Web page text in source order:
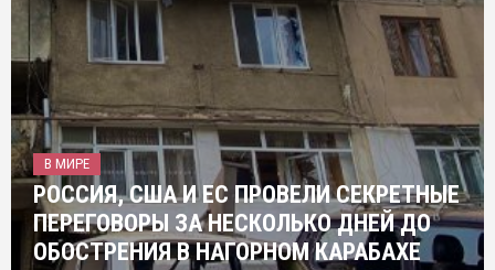
В МИРЕ
РОССИЯ, США И ЕС ПРОВЕЛИ СЕКРЕТНЫЕ
ПЕРЕГОВОРЫ ЗА НЕСКОЛЬКО ДНЕЙ ДО
ОБОСТРЕНИЯ В НАГОРНОМ КАРАБАХЕ